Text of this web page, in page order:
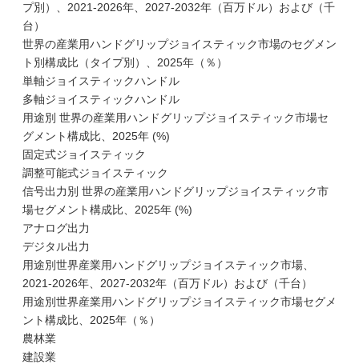
プ別）、2021-2026年、2027-2032年（百万ドル）および（千
台）
世界の産業用ハンドグリップジョイスティック市場のセグメン
ト別構成比（タイプ別）、2025年（％）
単軸ジョイスティックハンドル
多軸ジョイスティックハンドル
用途別 世界の産業用ハンドグリップジョイスティック市場セ
グメント構成比、2025年 (%)
固定式ジョイスティック
調整可能式ジョイスティック
信号出力別 世界の産業用ハンドグリップジョイスティック市
場セグメント構成比、2025年 (%)
アナログ出力
デジタル出力
用途別世界産業用ハンドグリップジョイスティック市場、
2021-2026年、2027-2032年（百万ドル）および（千台）
用途別世界産業用ハンドグリップジョイスティック市場セグメ
ント構成比、2025年（％）
農林業
建設業